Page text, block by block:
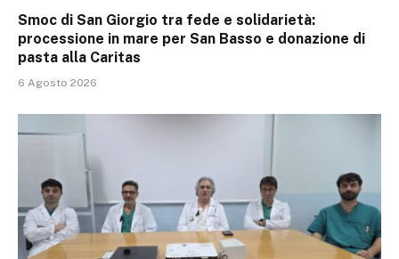
Smoc di San Giorgio tra fede e solidarietà:
processione in mare per San Basso e donazione di
pasta alla Caritas
6 Agosto 2026